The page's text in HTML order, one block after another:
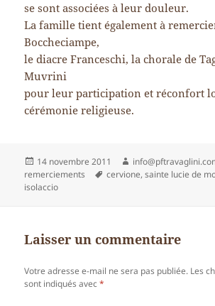
se sont associées à leur douleur.
La famille tient également à
Boccheciampe,
le diacre Franceschi, la chorale de
Muvrini
pour leur participation et réconfort
cérémonie religieuse.
Publié
le
14 novembre 2011 Auteur
remerciements
Mots-
cervione,sainte lucie de
isolaccio
Laisser un commentaire
Votre adresse e-mail ne sera pas publiée. Les
sont indiqués avec*